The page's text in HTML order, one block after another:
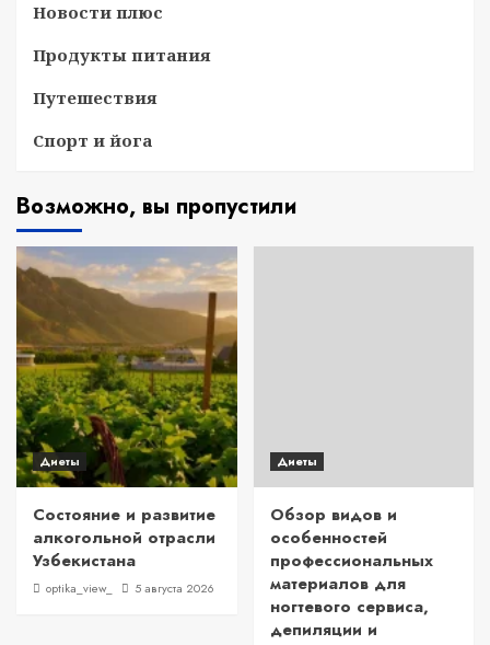
Новости плюс
Продукты питания
Путешествия
Спорт и йога
Возможно, вы пропустили
Диеты
Состояние и развитие
алкогольной отрасли
Узбекистана
optika_view_ 5 августа 2026
Диеты
Обзор видов и
особенностей
профессиональных
материалов для
ногтевого сервиса,
депиляции и